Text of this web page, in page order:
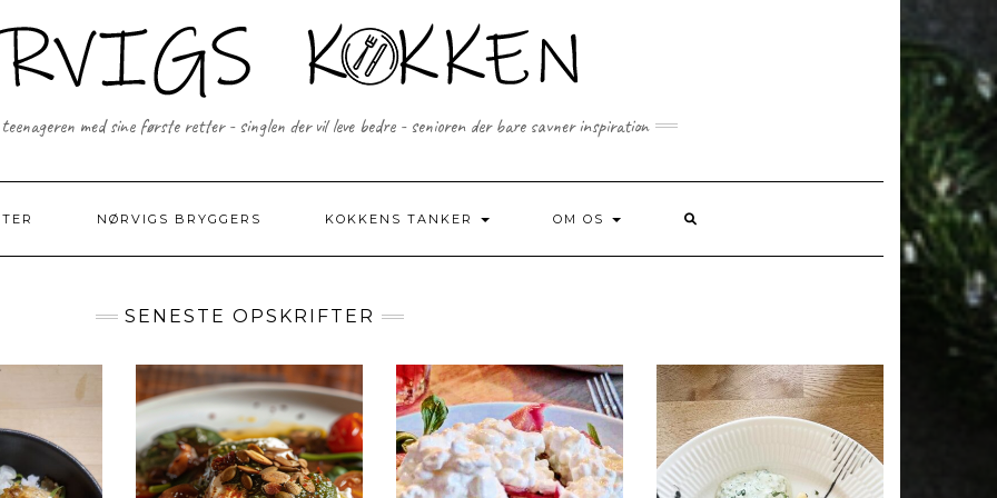
med sine første retter - singlen der vil leve bedre - senioren der bare savner inspiration
NØRVIGS BRYGGERS KOKKENS TANKER OM OS
SENESTE OPSKRIFTER